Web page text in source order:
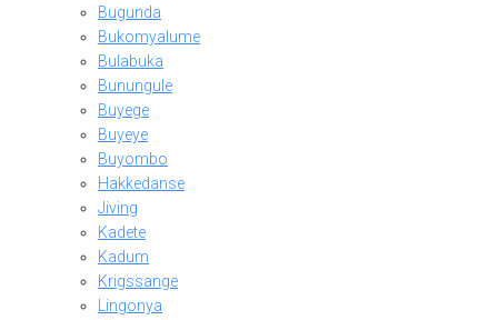
Bugunda
Bukomyalume
Bulabuka
Bunungule
Buyege
Buyeye
Buyombo
Hakkedanse
Jiving
Kadete
Kadum
Krigssange
Lingonya